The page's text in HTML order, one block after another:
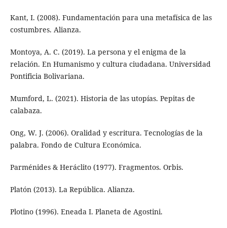
Kant, I. (2008). Fundamentación para una metafísica de las
costumbres. Alianza.
Montoya, A. C. (2019). La persona y el enigma de la
relación. En Humanismo y cultura ciudadana. Universidad
Pontificia Bolivariana.
Mumford, L. (2021). Historia de las utopías. Pepitas de
calabaza.
Ong, W. J. (2006). Oralidad y escritura. Tecnologías de la
palabra. Fondo de Cultura Económica.
Parménides & Heráclito (1977). Fragmentos. Orbis.
Platón (2013). La República. Alianza.
Plotino (1996). Eneada I. Planeta de Agostini.